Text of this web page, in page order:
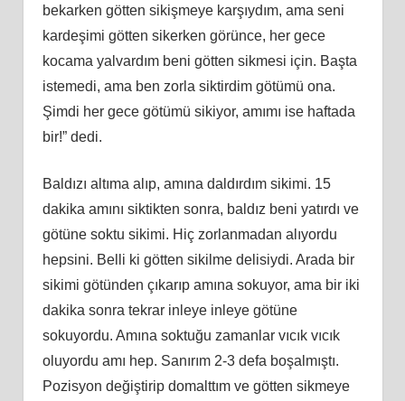
bekarken götten sikişmeye karşıydım, ama seni
kardeşimi götten sikerken görünce, her gece
kocama yalvardım beni götten sikmesi için. Başta
istemedi, ama ben zorla siktirdim götümü ona.
Şimdi her gece götümü sikiyor, amımı ise haftada
bir!” dedi.
Baldızı altıma alıp, amına daldırdım sikimi. 15
dakika amını siktikten sonra, baldız beni yatırdı ve
götüne soktu sikimi. Hiç zorlanmadan alıyordu
hepsini. Belli ki götten sikilme delisiydi. Arada bir
sikimi götünden çıkarıp amına sokuyor, ama bir iki
dakika sonra tekrar inleye inleye götüne
sokuyordu. Amına soktuğu zamanlar vıcık vıcık
oluyordu amı hep. Sanırım 2-3 defa boşalmıştı.
Pozisyon değiştirip domalttım ve götten sikmeye